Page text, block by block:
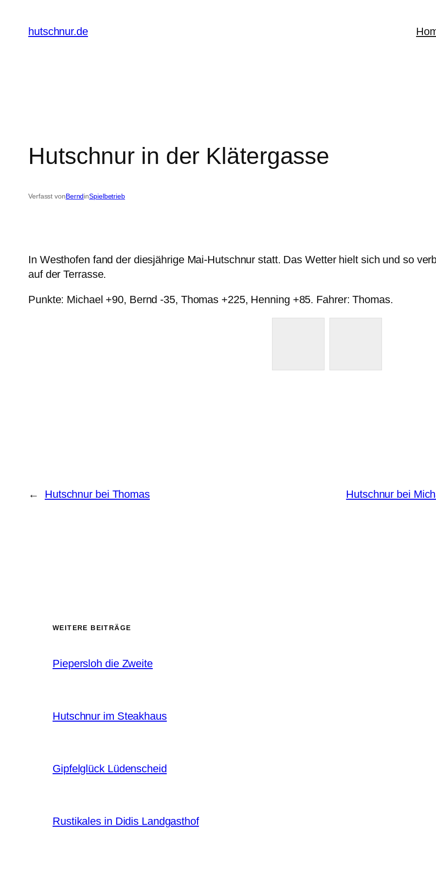
Inhalt
springen
hutschnur.de
Hutschnur in der Klätergasse
Verfasst vonBerndinSpielbetrieb
In Westhofen fand der diesjährige Mai-Hutschnur statt. Das Wetter hielt sich und so
auf der Terrasse.
Punkte: Michael +90, Bernd -35, Thomas +225, Henning +85. Fahrer: Thomas.
← Hutschnur bei Thomas Hutschnur bei
WEITERE BEITRÄGE
Piepersloh die Zweite
Hutschnur im Steakhaus
Gipfelglück Lüdenscheid
Rustikales in Didis Landgasthof